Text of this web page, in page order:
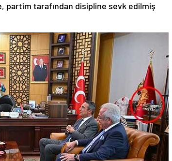
partim tarafından disipline sevk edilmiş